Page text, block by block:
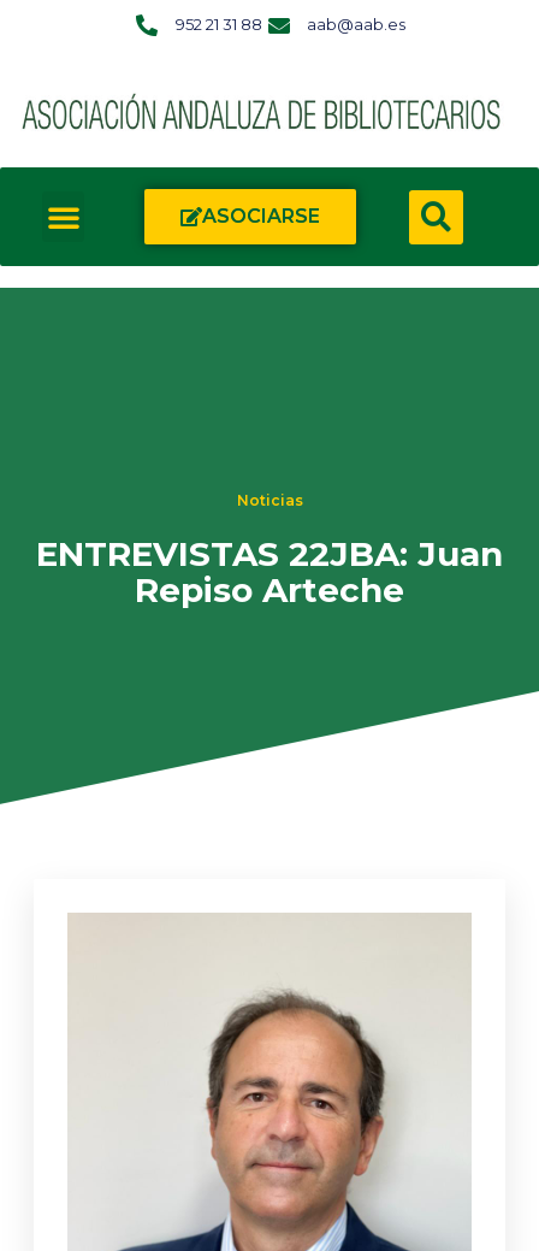
952 21 31 88 aab@aab.es
ASOCIARSE
Noticias
ENTREVISTAS 22JBA: Juan
Repiso Arteche